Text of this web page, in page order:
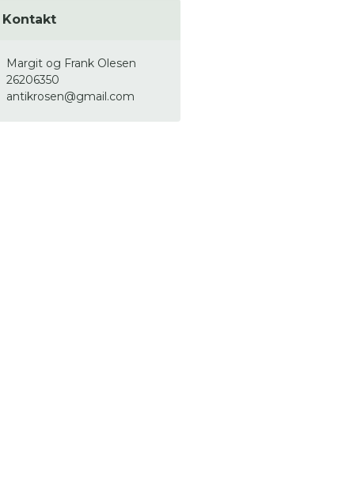
Kontakt
Margit og Frank Olesen
26206350
antikrosen@gmail.com